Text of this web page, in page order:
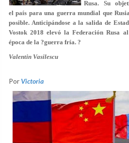
Rusa. Su
el país para una guerra mundial que
posible. Anticipándose a la salida de
Vostok 2018 elevó la Federación Rusa
época de la ?guerra fría. ?
Valentin Vasilescu
Por Victoria